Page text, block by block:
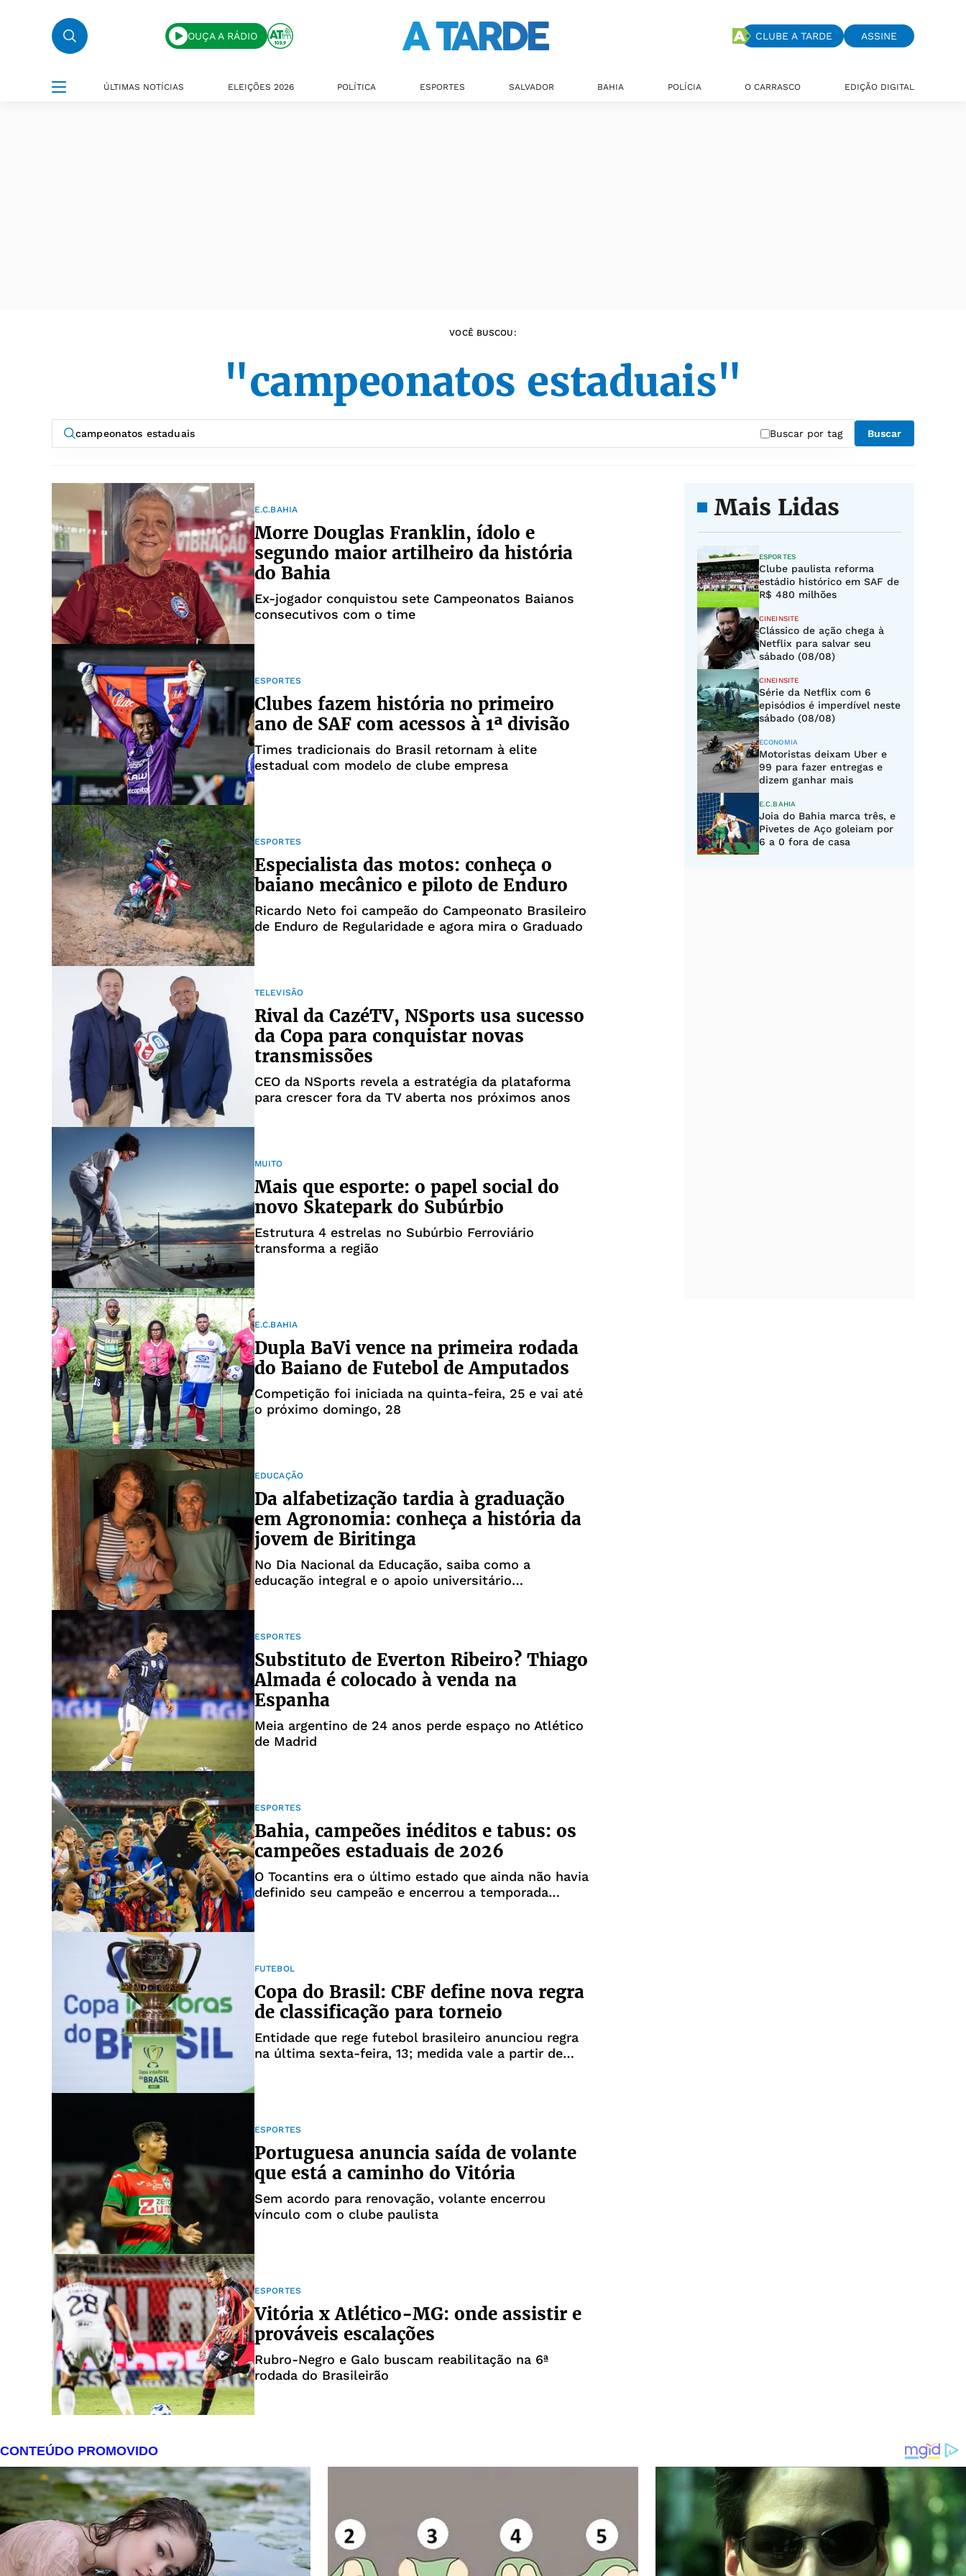
OUÇA A RÁDIO CLUBE A TARDE ASSINE
ÚLTIMAS NOTÍCIAS ELEIÇÕES 2026 POLÍTICA ESPORTES SALVADOR BAHIA POLÍCIA O CARRASCO EDIÇÃO DIGITAL
VOCÊ BUSCOU:
"campeonatos estaduais"
Buscar por tag Buscar
E.C.BAHIA
Morre Douglas Franklin, ídolo e
segundo maior artilheiro da história
do Bahia
Ex-jogador conquistou sete Campeonatos Baianos
consecutivos com o time
ESPORTES
Clubes fazem história no primeiro
ano de SAF com acessos à 1ª divisão
Times tradicionais do Brasil retornam à elite
estadual com modelo de clube empresa
ESPORTES
Especialista das motos: conheça o
baiano mecânico e piloto de Enduro
Ricardo Neto foi campeão do Campeonato Brasileiro
de Enduro de Regularidade e agora mira o Graduado
TELEVISÃO
Rival da CazéTV, NSports usa sucesso
da Copa para conquistar novas
transmissões
CEO da NSports revela a estratégia da plataforma
para crescer fora da TV aberta nos próximos anos
MUITO
Mais que esporte: o papel social do
novo Skatepark do Subúrbio
Estrutura 4 estrelas no Subúrbio Ferroviário
transforma a região
E.C.BAHIA
Dupla BaVi vence na primeira rodada
do Baiano de Futebol de Amputados
Competição foi iniciada na quinta-feira, 25 e vai até
o próximo domingo, 28
EDUCAÇÃO
Da alfabetização tardia à graduação
em Agronomia: conheça a história da
jovem de Biritinga
No Dia Nacional da Educação, saiba como a
educação integral e o apoio universitário
ESPORTES
Substituto de Everton Ribeiro? Thiago
Almada é colocado à venda na
Espanha
Meia argentino de 24 anos perde espaço no Atlético
de Madrid
ESPORTES
Bahia, campeões inéditos e tabus: os
campeões estaduais de 2026
O Tocantins era o último estado que ainda não havia
definido seu campeão e encerrou a temporada
FUTEBOL
Copa do Brasil: CBF define nova regra
de classificação para torneio
Entidade que rege futebol brasileiro anunciou regra
na última sexta-feira, 13; medida vale a partir de
ESPORTES
Portuguesa anuncia saída de volante
que está a caminho do Vitória
Sem acordo para renovação, volante encerrou
vínculo com o clube paulista
ESPORTES
Vitória x Atlético-MG: onde assistir e
prováveis escalações
Rubro-Negro e Galo buscam reabilitação na 6ª
rodada do Brasileirão
Mais Lidas
ESPORTES
Clube paulista reforma
estádio histórico em SAF de
R$ 480 milhões
CINEINSITE
Clássico de ação chega à
Netflix para salvar seu
sábado (08/08)
CINEINSITE
Série da Netflix com 6
episódios é imperdível neste
sábado (08/08)
ECONOMIA
Motoristas deixam Uber e
99 para fazer entregas e
dizem ganhar mais
E.C.BAHIA
Joia do Bahia marca três, e
Pivetes de Aço goleiam por
6 a 0 fora de casa